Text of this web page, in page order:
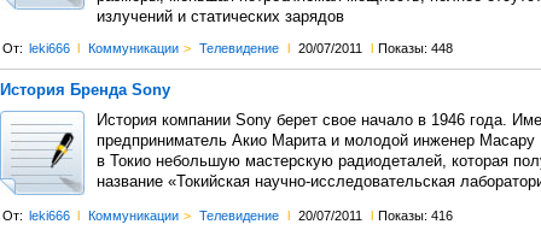
излучений и статических зарядов
От: leki666 l Коммуникации > Телевидение l 20/07/2011 l Показы: 448
История Бренда Sony
История компании Sony берет свое начало в 1946 года.
предприниматель Акио Марита и молодой инженер Масару
в Токио небольшую мастерскую радиодеталей, которая
название «Токийская научно-исследовательская
От: leki666 l Коммуникации > Телевидение l 20/07/2011 l Показы: 416